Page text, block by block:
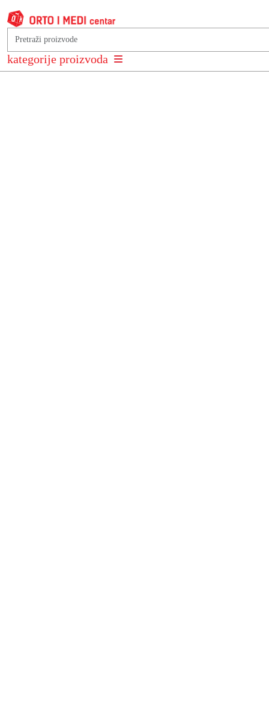
kategorije proizvoda
Podkategorije